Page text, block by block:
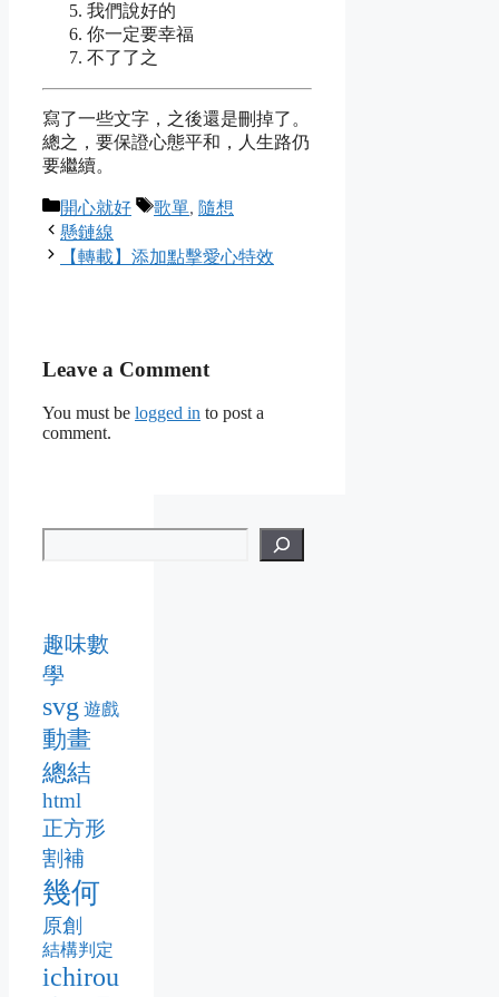
我們說好的
你一定要幸福
不了了之
寫了一些文字，之後還是刪掉了。
總之，要保證心態平和，人生路仍
要繼續。
Categories
開心就好 Tags
歌單, 隨想
懸鏈線
【轉載】添加點擊愛心特效
Leave a Comment
You must be logged in to post a
comment.
趣味數
學
svg 遊戲
動畫
總結
html
正方形
割補
幾何
原創
結構判定
ichirou